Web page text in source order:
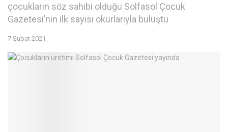
çocukların söz sahibi olduğu Solfasol Çocuk
Gazetesi’nin ilk sayısı okurlarıyla buluştu
7 Şubat 2021